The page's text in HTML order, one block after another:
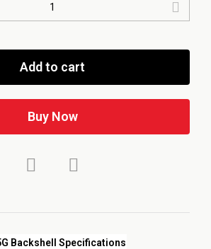
Backshell Specifications
Add to cart
Buy Now